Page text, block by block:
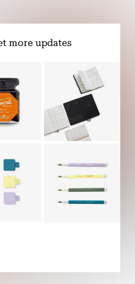
more updates